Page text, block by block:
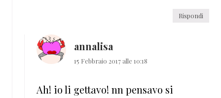
Rispondi
annalisa
15 Febbraio 2017 alle 10:18
Ah! io li gettavo! nn pensavo si